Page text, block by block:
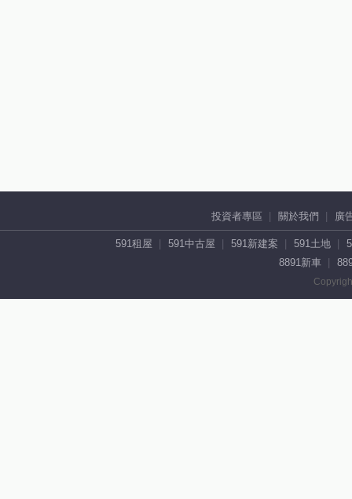
投資者專區 關於我們 廣
591租屋 591中古屋 591新建案 591土地
8891新車